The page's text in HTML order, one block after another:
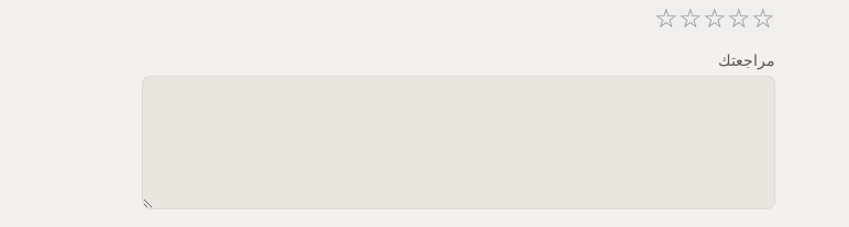
☆
☆
☆
☆
☆
مراجعتك